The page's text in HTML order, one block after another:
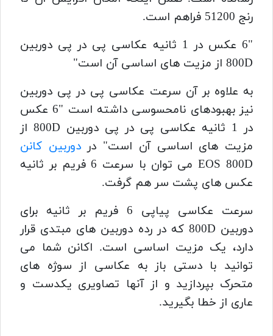
رنج 51200 فراهم است.
"6 عکس در 1 ثانیه عکاسی پی در پی دوربین
800D از مزیت های اساسی آن است"
به علاوه بر آن سرعت عکاسی پی در پی دوربین
نیز بهبودهای نامحسوسی داشته است "6 عکس
در 1 ثانیه عکاسی پی در پی دوربین 800D از
مزیت های اساسی آن است" دردوربین کانن
EOS 800D می توان با سرعت 6 فریم بر ثانیه
عکس های پشت سر هم گرفت.
سرعت عکاسی پیاپی 6 فریم بر ثانیه برای
دوربین 800D که در رده دوربین های مبتدی قرار
دارد، یک مزیت اساسی است. اکانن شما می
توانید با دستی باز به عکاسی از سوژه های
متحرک بپردازید و از آنها تصاویری یکدست و
عاری از خطا بگیرید.